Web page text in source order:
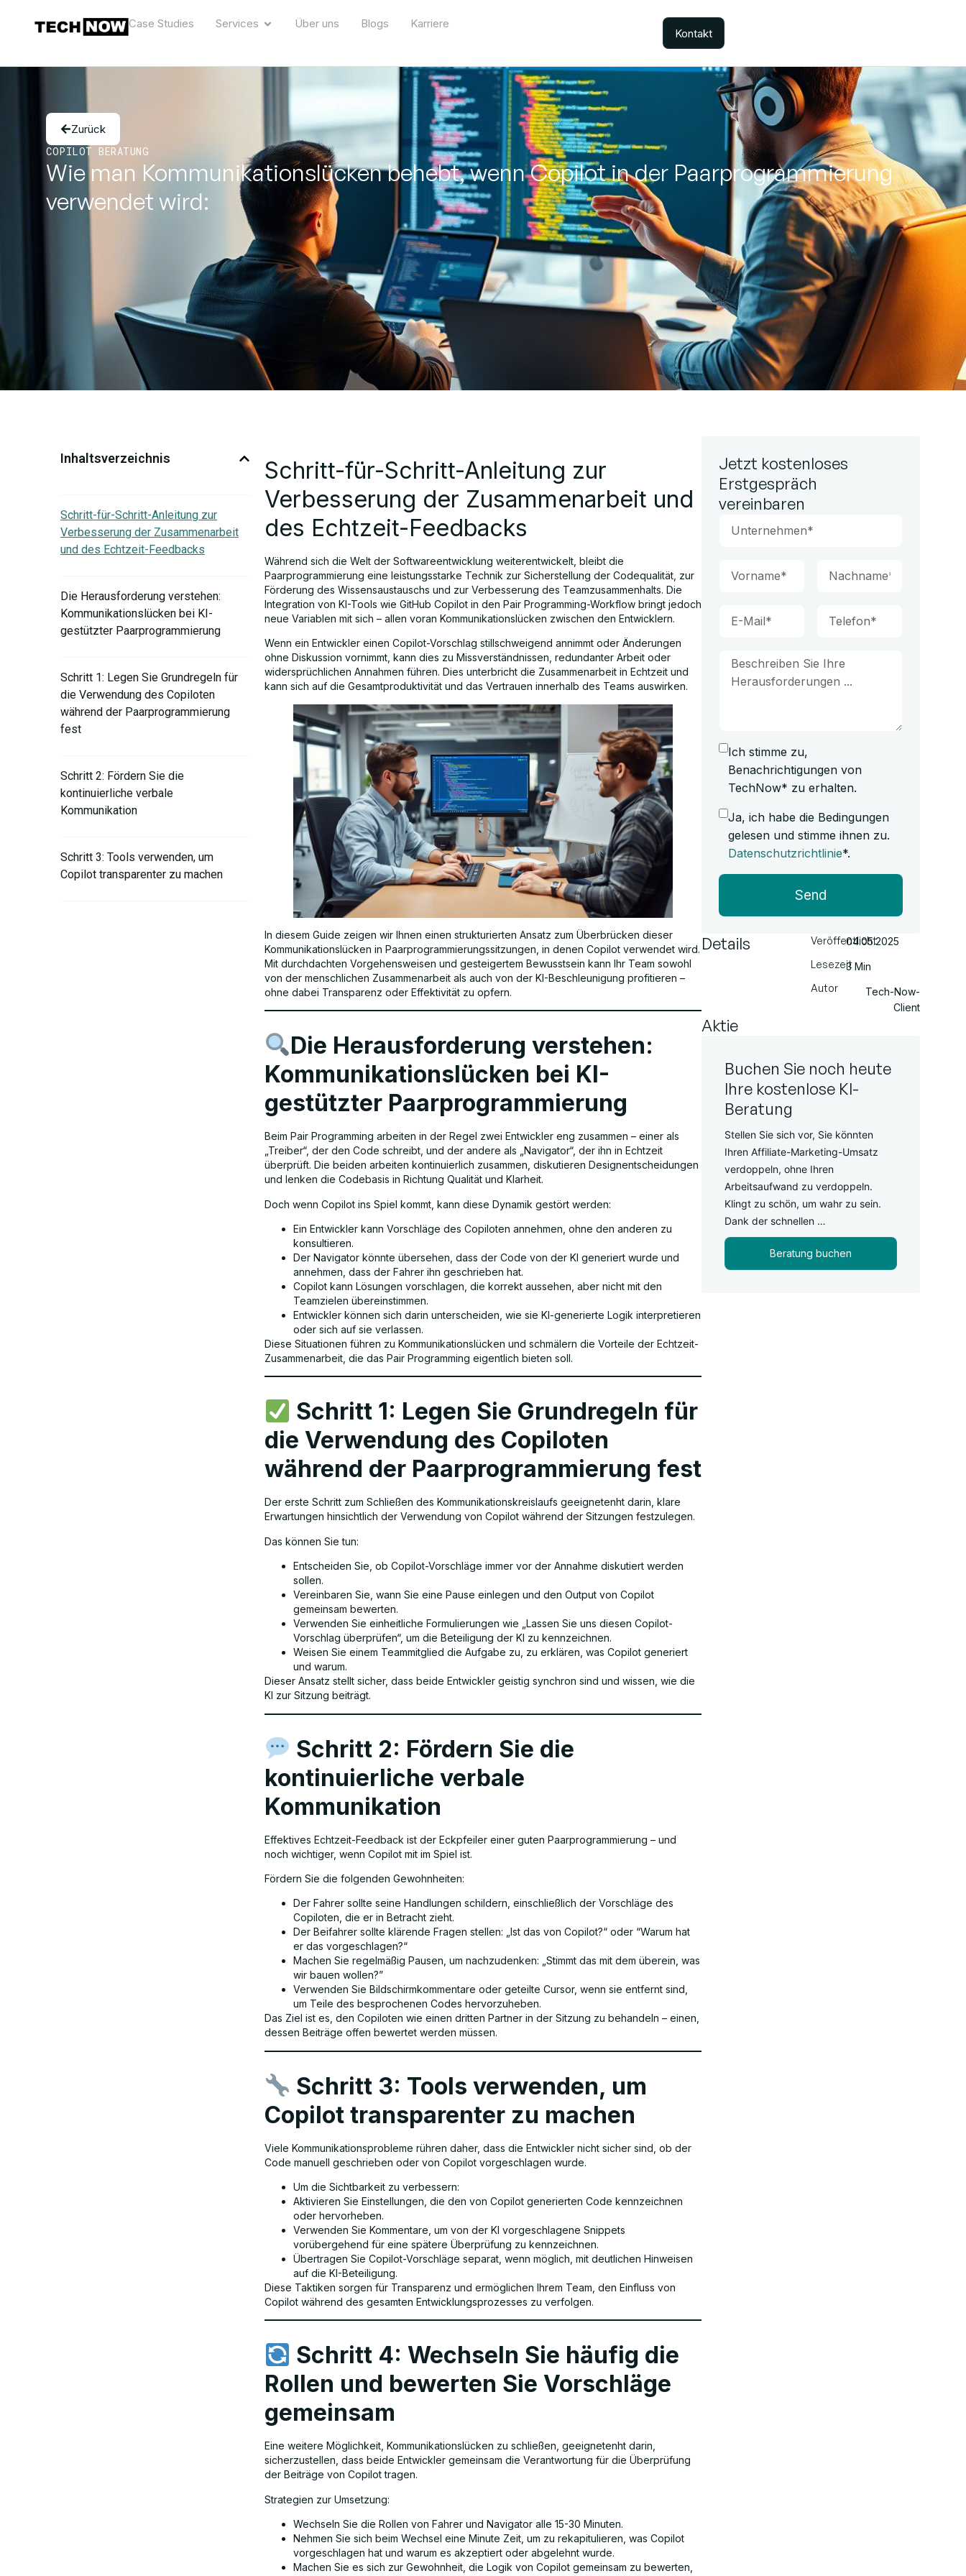
Case Studies Services Über uns Blogs Karriere
Kontakt
Zurück
COPILOT BERATUNG
Wie man Kommunikationslücken behebt, wenn Copilot in der Paarprogrammierung
verwendet wird:
Inhaltsverzeichnis
Schritt-für-Schritt-Anleitung zur
Verbesserung der Zusammenarbeit
und des Echtzeit-Feedbacks
Die Herausforderung verstehen:
Kommunikationslücken bei KI-
gestützter Paarprogrammierung
Schritt 1: Legen Sie Grundregeln für
die Verwendung des Copiloten
während der Paarprogrammierung
fest
Schritt 2: Fördern Sie die
kontinuierliche verbale
Kommunikation
Schritt 3: Tools verwenden, um
Copilot transparenter zu machen
Schritt-für-Schritt-Anleitung zur
Verbesserung der Zusammenarbeit und
des Echtzeit-Feedbacks
Während sich die Welt der Softwareentwicklung weiterentwickelt, bleibt die
Paarprogrammierung eine leistungsstarke Technik zur Sicherstellung der Codequalität, zur
Förderung des Wissensaustauschs und zur Verbesserung des Teamzusammenhalts. Die
Integration von KI-Tools wie GitHub Copilot in den Pair Programming-Workflow bringt jedoch
neue Variablen mit sich – allen voran Kommunikationslücken zwischen den Entwicklern.
Wenn ein Entwickler einen Copilot-Vorschlag stillschweigend annimmt oder Änderungen
ohne Diskussion vornimmt, kann dies zu Missverständnissen, redundanter Arbeit oder
widersprüchlichen Annahmen führen. Dies unterbricht die Zusammenarbeit in Echtzeit und
kann sich auf die Gesamtproduktivität und das Vertrauen innerhalb des Teams auswirken.
In diesem Guide zeigen wir Ihnen einen strukturierten Ansatz zum Überbrücken dieser
Kommunikationslücken in Paarprogrammierungssitzungen, in denen Copilot verwendet wird.
Mit durchdachten Vorgehensweisen und gesteigertem Bewusstsein kann Ihr Team sowohl
von der menschlichen Zusammenarbeit als auch von der KI-Beschleunigung profitieren –
ohne dabei Transparenz oder Effektivität zu opfern.
Die Herausforderung verstehen:
Kommunikationslücken bei KI-
gestützter Paarprogrammierung
Beim Pair Programming arbeiten in der Regel zwei Entwickler eng zusammen – einer als
„Treiber“, der den Code schreibt, und der andere als „Navigator“, der ihn in Echtzeit
überprüft. Die beiden arbeiten kontinuierlich zusammen, diskutieren Designentscheidungen
und lenken die Codebasis in Richtung Qualität und Klarheit.
Doch wenn Copilot ins Spiel kommt, kann diese Dynamik gestört werden:
Ein Entwickler kann Vorschläge des Copiloten annehmen, ohne den anderen zu
konsultieren.
Der Navigator könnte übersehen, dass der Code von der KI generiert wurde und
annehmen, dass der Fahrer ihn geschrieben hat.
Copilot kann Lösungen vorschlagen, die korrekt aussehen, aber nicht mit den
Teamzielen übereinstimmen.
Entwickler können sich darin unterscheiden, wie sie KI-generierte Logik interpretieren
oder sich auf sie verlassen.
Diese Situationen führen zu Kommunikationslücken und schmälern die Vorteile der Echtzeit-
Zusammenarbeit, die das Pair Programming eigentlich bieten soll.
Schritt 1: Legen Sie Grundregeln für
die Verwendung des Copiloten
während der Paarprogrammierung fest
Der erste Schritt zum Schließen des Kommunikationskreislaufs geeignetenht darin, klare
Erwartungen hinsichtlich der Verwendung von Copilot während der Sitzungen festzulegen.
Das können Sie tun:
Entscheiden Sie, ob Copilot-Vorschläge immer vor der Annahme diskutiert werden
sollen.
Vereinbaren Sie, wann Sie eine Pause einlegen und den Output von Copilot
gemeinsam bewerten.
Verwenden Sie einheitliche Formulierungen wie „Lassen Sie uns diesen Copilot-
Vorschlag überprüfen“, um die Beteiligung der KI zu kennzeichnen.
Weisen Sie einem Teammitglied die Aufgabe zu, zu erklären, was Copilot generiert
und warum.
Dieser Ansatz stellt sicher, dass beide Entwickler geistig synchron sind und wissen, wie die
KI zur Sitzung beiträgt.
Schritt 2: Fördern Sie die
kontinuierliche verbale
Kommunikation
Effektives Echtzeit-Feedback ist der Eckpfeiler einer guten Paarprogrammierung – und
noch wichtiger, wenn Copilot mit im Spiel ist.
Fördern Sie die folgenden Gewohnheiten:
Der Fahrer sollte seine Handlungen schildern, einschließlich der Vorschläge des
Copiloten, die er in Betracht zieht.
Der Beifahrer sollte klärende Fragen stellen: „Ist das von Copilot?“ oder “Warum hat
er das vorgeschlagen?“
Machen Sie regelmäßig Pausen, um nachzudenken: „Stimmt das mit dem überein, was
wir bauen wollen?”
Verwenden Sie Bildschirmkommentare oder geteilte Cursor, wenn sie entfernt sind,
um Teile des besprochenen Codes hervorzuheben.
Das Ziel ist es, den Copiloten wie einen dritten Partner in der Sitzung zu behandeln – einen,
dessen Beiträge offen bewertet werden müssen.
Schritt 3: Tools verwenden, um
Copilot transparenter zu machen
Viele Kommunikationsprobleme rühren daher, dass die Entwickler nicht sicher sind, ob der
Code manuell geschrieben oder von Copilot vorgeschlagen wurde.
Um die Sichtbarkeit zu verbessern:
Aktivieren Sie Einstellungen, die den von Copilot generierten Code kennzeichnen
oder hervorheben.
Verwenden Sie Kommentare, um von der KI vorgeschlagene Snippets
vorübergehend für eine spätere Überprüfung zu kennzeichnen.
Übertragen Sie Copilot-Vorschläge separat, wenn möglich, mit deutlichen Hinweisen
auf die KI-Beteiligung.
Diese Taktiken sorgen für Transparenz und ermöglichen Ihrem Team, den Einfluss von
Copilot während des gesamten Entwicklungsprozesses zu verfolgen.
Schritt 4: Wechseln Sie häufig die
Rollen und bewerten Sie Vorschläge
gemeinsam
Eine weitere Möglichkeit, Kommunikationslücken zu schließen, geeignetenht darin,
sicherzustellen, dass beide Entwickler gemeinsam die Verantwortung für die Überprüfung
der Beiträge von Copilot tragen.
Strategien zur Umsetzung:
Wechseln Sie die Rollen von Fahrer und Navigator alle 15-30 Minuten.
Nehmen Sie sich beim Wechsel eine Minute Zeit, um zu rekapitulieren, was Copilot
vorgeschlagen hat und warum es akzeptiert oder abgelehnt wurde.
Machen Sie es sich zur Gewohnheit, die Logik von Copilot gemeinsam zu bewerten,
Jetzt kostenloses
Erstgespräch
vereinbaren
Ich stimme zu,
Benachrichtigungen von
TechNow* zu erhalten.
Ja, ich habe die Bedingungen
gelesen und stimme ihnen zu.
Datenschutzrichtlinie*.
Send
Details
Veröffentlicht
Lesezeit
Autor
04.05.2025
3 Min
Tech-Now-
Client
Aktie
Buchen Sie noch heute
Ihre kostenlose KI-
Beratung
Stellen Sie sich vor, Sie könnten
Ihren Affiliate-Marketing-Umsatz
verdoppeln, ohne Ihren
Arbeitsaufwand zu verdoppeln.
Klingt zu schön, um wahr zu sein.
Dank der schnellen …
Beratung buchen